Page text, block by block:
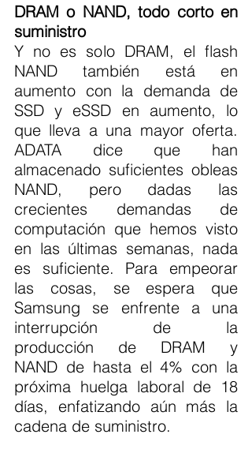
DRAM o NAND, todo corto en
suministro
Y no es solo DRAM, el flash
NAND también está en
aumento con la demanda de
SSD y eSSD en aumento, lo
que lleva a una mayor oferta.
ADATA dice que han
almacenado suficientes obleas
NAND, pero dadas las
crecientes demandas de
computación que hemos visto
en las últimas semanas, nada
es suficiente. Para empeorar
las cosas, se espera que
Samsung se enfrente a una
interrupción de la
producción de DRAM y
NAND de hasta el 4% con la
próxima huelga laboral de 18
días, enfatizando aún más la
cadena de suministro.